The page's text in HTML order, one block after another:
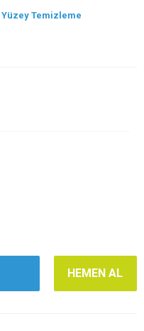
Yüzey Temizleme
HEMEN AL